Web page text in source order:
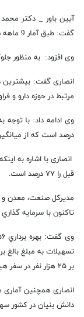
آیین باور _ دکتر
گفت: طبق آمار 9 ماهه صدور پروانه های بهره برداری استان از 201 فقره در این مدت به 356 فقره افزایش یافته و رشد 77 درصدی در این شاخص اتفاق افتاده است.
وی افزود: به منظور جلوگيري
مرتبط در حوزه دارو و
درصد است كه از میانگین كشور (۱۶,۷ درصد)، حدود
قبل را ۷۷ درصد است.
تاکنون با سرمايه گذاري بالغ بر ۲ هزار و ۲۷۷ ميليارد تومان و ايجاد ۳۵۳۶ فرصت شغلي جديد و كسب
بر ۲۵ هزار نفر در سفر هيات محترم دولت به استان بخشی از اقدامات انجام شده است.
دانش بنيان در كشور